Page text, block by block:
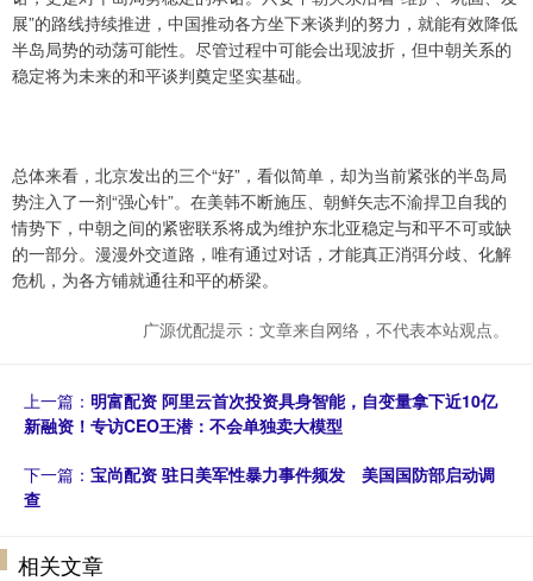
展”的路线持续推进，中国推动各方坐下来谈判的努力，就能有效降低
半岛局势的动荡可能性。尽管过程中可能会出现波折，但中朝关系的
稳定将为未来的和平谈判奠定坚实基础。
总体来看，北京发出的三个“好”，看似简单，却为当前紧张的半岛局
势注入了一剂“强心针”。在美韩不断施压、朝鲜矢志不渝捍卫自我的
情势下，中朝之间的紧密联系将成为维护东北亚稳定与和平不可或缺
的一部分。漫漫外交道路，唯有通过对话，才能真正消弭分歧、化解
危机，为各方铺就通往和平的桥梁。
广源优配提示：文章来自网络，不代表本站观点。
上一篇： 明富配资 阿里云首次投资具身智能，自变量拿下近10亿
新融资！专访CEO王潜：不会单独卖大模型
下一篇： 宝尚配资 驻日美军性暴力事件频发 美国国防部启动调
查
相关文章